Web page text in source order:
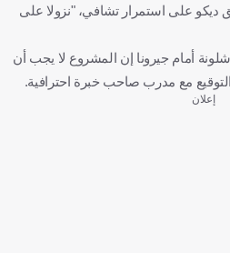
ديكو على استمرار تشافي، "نزولا على
أمام جيرونا إن المشروع لا يجب أن
مع مدرب صاحب خبرة احترافية.
إعلان